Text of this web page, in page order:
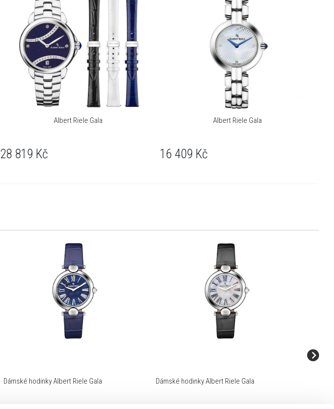
Albert Riele Gala
28 819 Kč
Albert Riele Gala
16 409 Kč
Dámské hodinky Albert Riele Gala Dámské hodinky Albert Riele Gala